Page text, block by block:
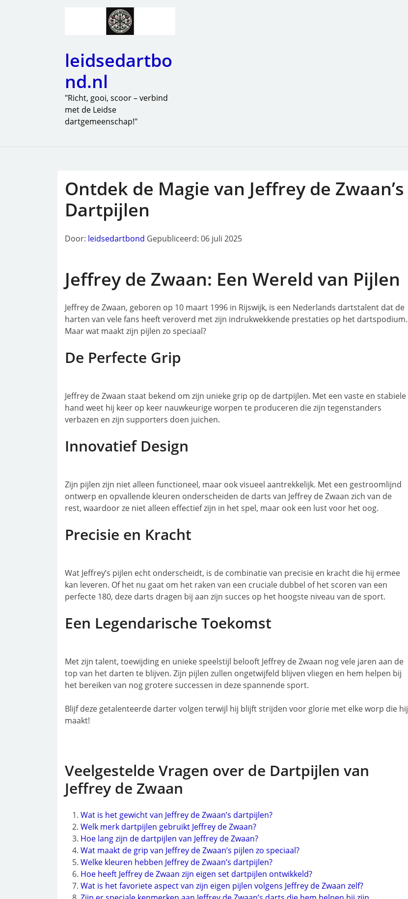
leidsedartbo
nd.nl
"Richt, gooi, scoor – verbind
met de Leidse
dartgemeenschap!"
Ontdek de Magie van Jeffrey de Zwaan’s
Dartpijlen
Door: leidsedartbond Gepubliceerd: 06 juli 2025
Jeffrey de Zwaan: Een Wereld van Pijlen
Jeffrey de Zwaan, geboren op 10 maart 1996 in Rijswijk, is een Nederlands dartstalent dat de
harten van vele fans heeft veroverd met zijn indrukwekkende prestaties op het dartspodium.
Maar wat maakt zijn pijlen zo speciaal?
De Perfecte Grip
Jeffrey de Zwaan staat bekend om zijn unieke grip op de dartpijlen. Met een vaste en stabiele
hand weet hij keer op keer nauwkeurige worpen te produceren die zijn tegenstanders
verbazen en zijn supporters doen juichen.
Innovatief Design
Zijn pijlen zijn niet alleen functioneel, maar ook visueel aantrekkelijk. Met een gestroomlijnd
ontwerp en opvallende kleuren onderscheiden de darts van Jeffrey de Zwaan zich van de
rest, waardoor ze niet alleen effectief zijn in het spel, maar ook een lust voor het oog.
Precisie en Kracht
Wat Jeffrey’s pijlen echt onderscheidt, is de combinatie van precisie en kracht die hij ermee
kan leveren. Of het nu gaat om het raken van een cruciale dubbel of het scoren van een
perfecte 180, deze darts dragen bij aan zijn succes op het hoogste niveau van de sport.
Een Legendarische Toekomst
Met zijn talent, toewijding en unieke speelstijl belooft Jeffrey de Zwaan nog vele jaren aan de
top van het darten te blijven. Zijn pijlen zullen ongetwijfeld blijven vliegen en hem helpen bij
het bereiken van nog grotere successen in deze spannende sport.
Blijf deze getalenteerde darter volgen terwijl hij blijft strijden voor glorie met elke worp die hij
maakt!
Veelgestelde Vragen over de Dartpijlen van
Jeffrey de Zwaan
Wat is het gewicht van Jeffrey de Zwaan’s dartpijlen?
Welk merk dartpijlen gebruikt Jeffrey de Zwaan?
Hoe lang zijn de dartpijlen van Jeffrey de Zwaan?
Wat maakt de grip van Jeffrey de Zwaan’s pijlen zo speciaal?
Welke kleuren hebben Jeffrey de Zwaan’s dartpijlen?
Hoe heeft Jeffrey de Zwaan zijn eigen set dartpijlen ontwikkeld?
Wat is het favoriete aspect van zijn eigen pijlen volgens Jeffrey de Zwaan zelf?